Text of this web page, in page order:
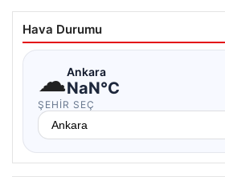
Hava Durumu
☁Ankara
NaN°C
ŞEHIR SEÇ